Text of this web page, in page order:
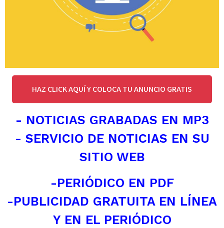
HAZ CLICK AQUÍ Y COLOCA TU ANUNCIO GRATIS
- NOTICIAS GRABADAS EN MP3
- SERVICIO DE NOTICIAS EN SU
SITIO WEB
-PERIÓDICO EN PDF
-PUBLICIDAD GRATUITA EN LÍNEA
Y EN EL PERIÓDICO